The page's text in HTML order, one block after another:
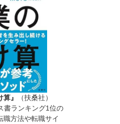
』
（扶桑社）
書ランキング1位の
職方法や転職サイ